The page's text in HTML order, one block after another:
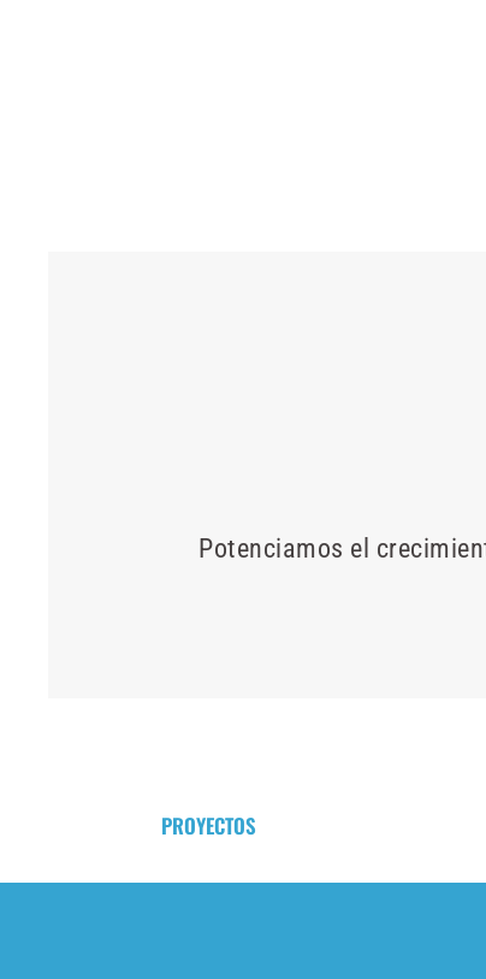
Potenciamos el
PROYECTOS